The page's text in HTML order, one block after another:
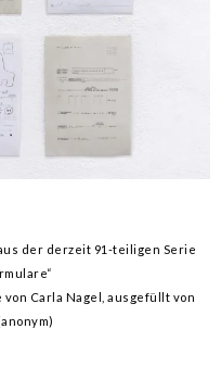
der derzeit 91-teiligen Serie
von Carla Nagel, ausgefüllt von